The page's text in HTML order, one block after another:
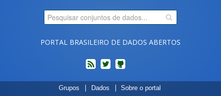
Legislação
PORTAL BRASILEIRO DE DADOS ABERTOS
feed twitterCódigos
fonte
Grupos Dados Sobre o portal